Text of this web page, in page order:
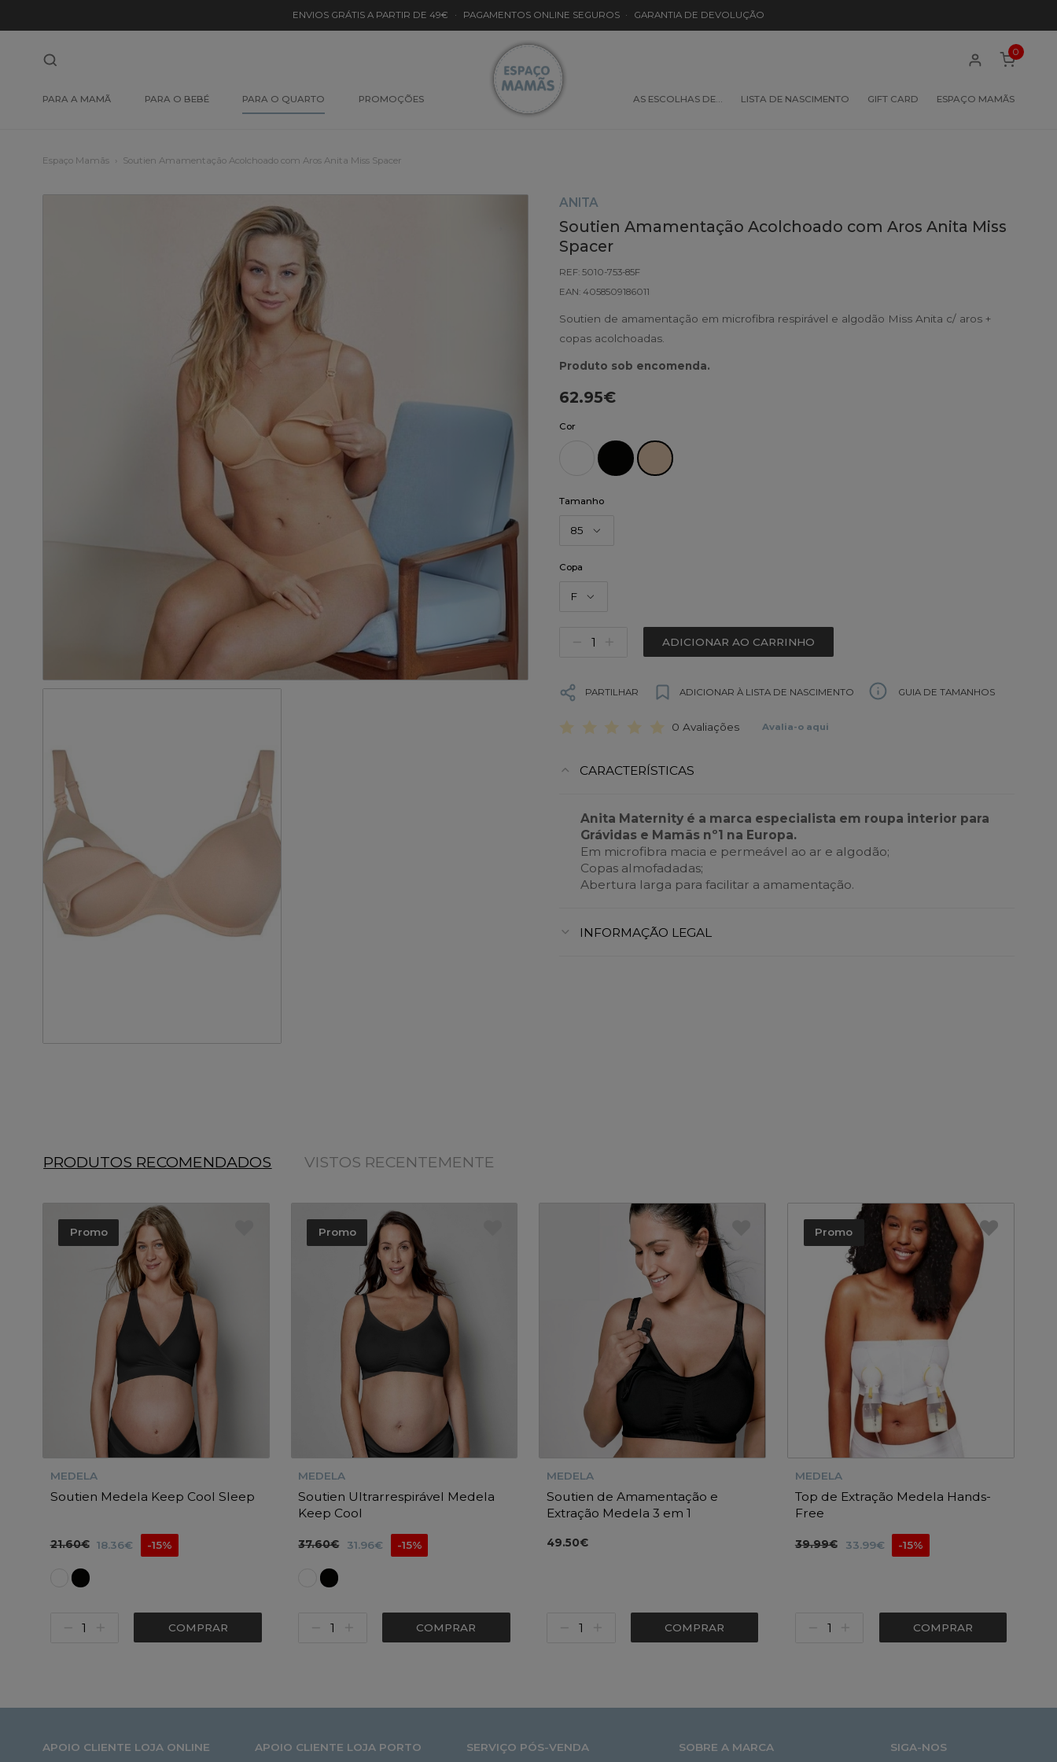
ENVIOS GRÁTIS A PARTIR DE 49€ · PAGAMENTOS ONLINE SEGUROS · GARANTIA DE DEVOLUÇÃO
PARA A MAMÃ PARA O BEBÉ PARA O QUARTO PROMOÇÕES AS ESCOLHAS DE… LISTA DE NASCIMENTO GIFT CARD ESPAÇO MAMÃS
0
Espaço Mamãs Soutien Amamentação Acolchoado com Aros Anita Miss Spacer
ANITA
Soutien Amamentação Acolchoado com Aros Anita Miss
Spacer
REF: 5010-753-85F
EAN: 4058509186011
Soutien de amamentação em microfibra respirável e algodão Miss Anita c/ aros +
copas acolchoadas.
Produto sob encomenda.
62.95€
Cor
Tamanho
85
Copa
F
ADICIONAR AO CARRINHO
PARTILHAR ADICIONAR À LISTA DE NASCIMENTO GUIA DE TAMANHOS
0 Avaliações Avalia-o aqui
CARACTERÍSTICAS
Anita Maternity é a marca especialista em roupa interior para
Grávidas e Mamãs nº1 na Europa.
Em microfibra macia e permeável ao ar e algodão;
Copas almofadadas;
Abertura larga para facilitar a amamentação.
INFORMAÇÃO LEGAL
PRODUTOS RECOMENDADOS VISTOS RECENTEMENTE
Promo
MEDELA
Soutien Medela Keep Cool Sleep
21.60€ 18.36€ -15%
COMPRAR
Promo
MEDELA
Soutien Ultrarrespirável Medela
Keep Cool
37.60€ 31.96€ -15%
COMPRAR
MEDELA
Soutien de Amamentação e
Extração Medela 3 em 1
49.50€
COMPRAR
Promo
MEDELA
Top de Extração Medela Hands-
Free
39.99€ 33.99€ -15%
COMPRAR
APOIO CLIENTE LOJA ONLINE APOIO CLIENTE LOJA PORTO SERVIÇO PÓS-VENDA SOBRE A MARCA SIGA-NOS